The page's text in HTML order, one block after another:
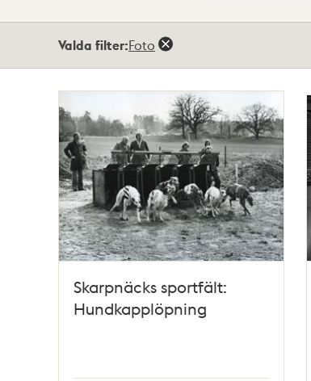
Valda filter:Foto
Skarpnäcks sportfält:
Hundkapplöpning